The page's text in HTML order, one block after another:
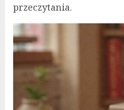
przeczytania.